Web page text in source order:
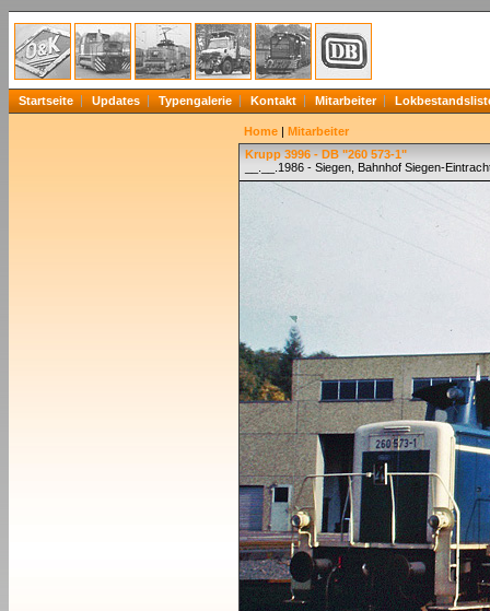
Startseite Updates Typengalerie Kontakt Mitarbeiter
Home | Mitarbeiter
Krupp 3996 - DB "260 573-1"
__.__.1986 - Siegen, Bahnhof Siegen-